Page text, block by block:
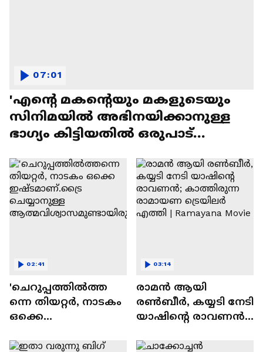
'എന്റെ മകന്റെയും മകളുടെയും
സിനിമയിൽ അഭിനയിക്കാനുള്ള
ഭാഗ്യം കിട്ടിയതിൽ ഒരുപാട്
07:01
'ചെറുപ്പത്തിൽത്ത
ന്നെ തിയറ്റർ, നാടകം
ഒക്കെ
ചെയ്യാനുള്ള
02:41
രാമന്‍ ആയി
രൺബീർ, കയ്യടി നേടി
യാഷിന്റെ രാവണൻ;
രാമായണ ട്രെയിലർ
03:14